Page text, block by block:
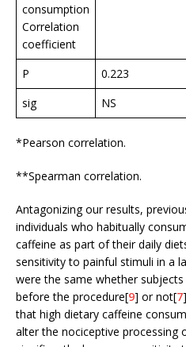
consumption
Correlation
coefficient
P 0.223
sig
NS
*Pearson correlation.
**Spearman correlation.
Antagonizing our results,
individuals who habitually
caffeine as part of their daily
sensitivity to painful stimuli in a
were the same whether
before the procedure[9] or not[7
that high dietary caffeine
alter the nociceptive processing